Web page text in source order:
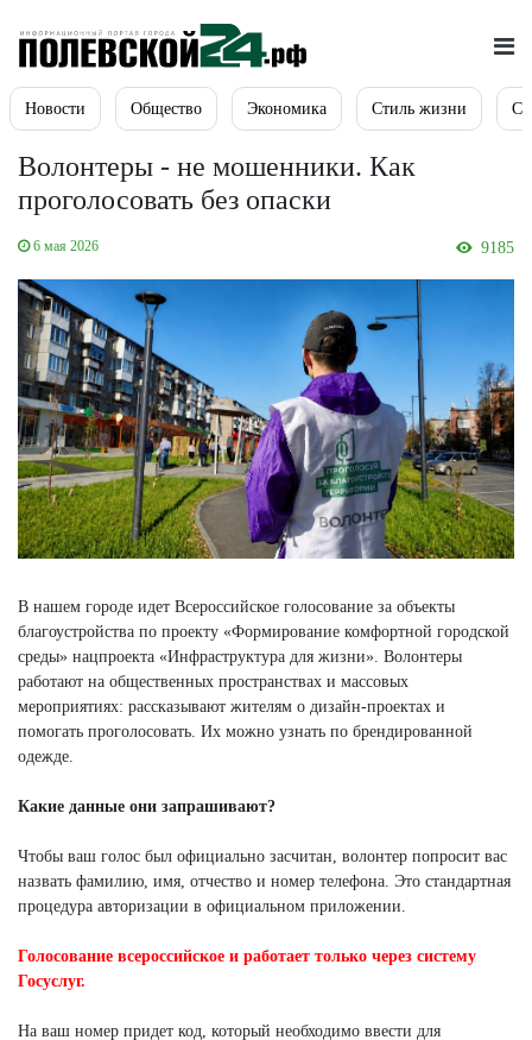
Новости Общество Экономика Стиль жизни
Волонтеры - не мошенники. Как
проголосовать без опаски
6 мая 2026 9185
В нашем городе идет Всероссийское голосование за объекты
благоустройства по проекту «Формирование комфортной городской
среды» нацпроекта «Инфраструктура для жизни». Волонтеры
работают на общественных пространствах и массовых
мероприятиях: рассказывают жителям о дизайн-проектах и
помогать проголосовать. Их можно узнать по брендированной
одежде.
Какие данные они запрашивают?
Чтобы ваш голос был официально засчитан, волонтер попросит вас
назвать фамилию, имя, отчество и номер телефона. Это стандартная
процедура авторизации в официальном приложении.
Голосование всероссийское и работает только через систему
Госуслуг.
На ваш номер придет код, который необходимо ввести для